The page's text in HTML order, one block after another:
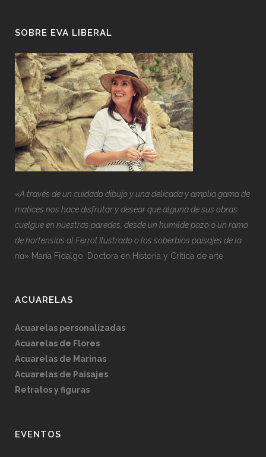
SOBRE EVA LIBERAL
«A través de un cuidado dibujo y una delicada y amplia gama de
matices nos hace disfrutar y desear que alguna de sus obras
cuelgue en nuestras paredes, desde un humilde pozo o un ramo
de hortensias al Ferrol Ilustrado o los soberbios paisajes de la
ría» María Fidalgo, Doctora en Historia y Crítica de arte
ACUARELAS
Acuarelas personalizadas
Acuarelas de Flores
Acuarelas de Marinas
Acuarelas de Paisajes
Retratos y figuras
EVENTOS